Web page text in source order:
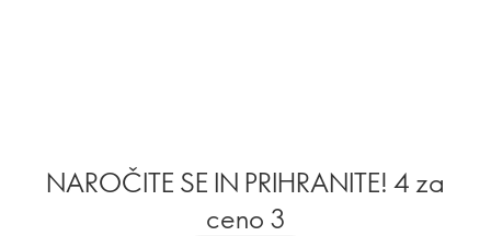
NAROČITE SE IN PRIHRANITE! 4 za
ceno 3